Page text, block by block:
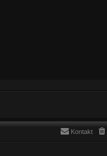
Kontakt